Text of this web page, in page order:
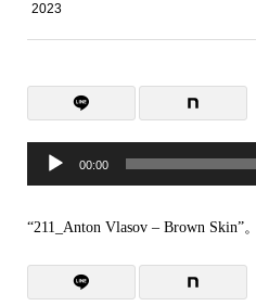
2023
声
00:00
“211_Anton Vlasov – Brown Skin”。